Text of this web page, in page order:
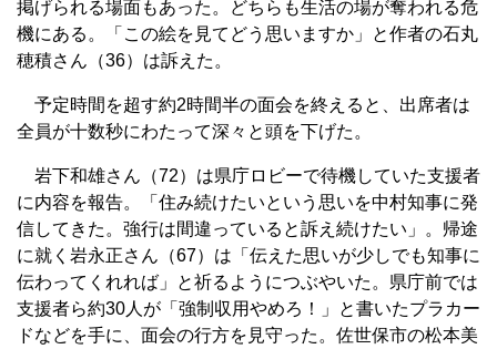
掲げられる場面もあった。どちらも生活の場が奪われる危
機にある。「この絵を見てどう思いますか」と作者の石丸
穂積さん（36）は訴えた。
予定時間を超す約2時間半の面会を終えると、出席者は
全員が十数秒にわたって深々と頭を下げた。
岩下和雄さん（72）は県庁ロビーで待機していた支援者
に内容を報告。「住み続けたいという思いを中村知事に発
信してきた。強行は間違っていると訴え続けたい」。帰途
に就く岩永正さん（67）は「伝えた思いが少しでも知事に
伝わってくれれば」と祈るようにつぶやいた。県庁前では
支援者ら約30人が「強制収用やめろ！」と書いたプラカー
ドなどを手に、面会の行方を見守った。佐世保市の松本美